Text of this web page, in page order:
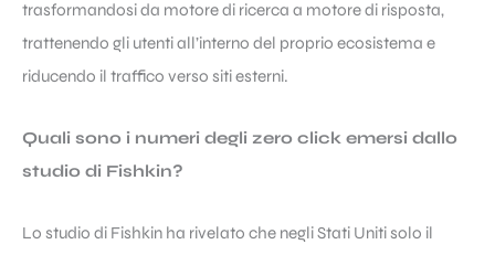
trasformandosi da motore di ricerca a motore di risposta,
trattenendo gli utenti all’interno del proprio ecosistema e
riducendo il traffico verso siti esterni.
Quali sono i numeri degli zero click emersi dallo
studio di Fishkin?
Lo studio di Fishkin ha rivelato che negli Stati Uniti solo il